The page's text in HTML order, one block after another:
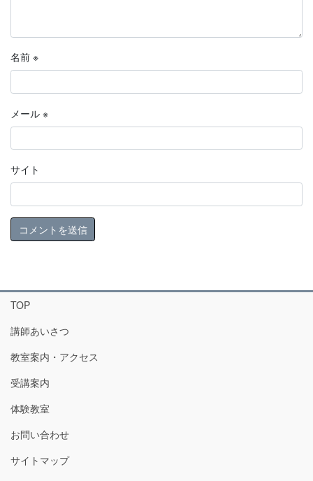
名前 ※
メール ※
サイト
TOP
講師あいさつ
教室案内・アクセス
受講案内
体験教室
お問い合わせ
サイトマップ